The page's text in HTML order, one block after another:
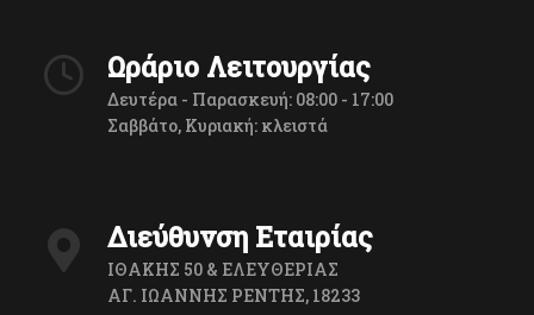
Ωράριο Λειτουργίας
Δευτέρα - Παρασκευή: 08:00 - 17:00
Σαββάτο, Κυριακή: κλειστά
Διεύθυνση Εταιρίας
ΙΘΑΚΗΣ 50 & ΕΛΕΥΘΕΡΙΑΣ
ΑΓ. ΙΩΑΝΝΗΣ ΡΕΝΤΗΣ, 18233